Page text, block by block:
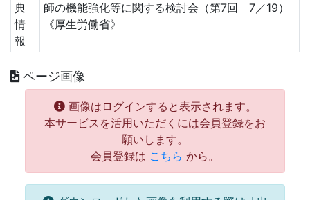
典
情
報
師の機能強化等に関する検討会（第7回 7／19）
《厚生労働省》
ページ画像
画像はログインすると表示されます。
本サービスを活用いただくには会員登録をお
願いします。
会員登録は こちら から。